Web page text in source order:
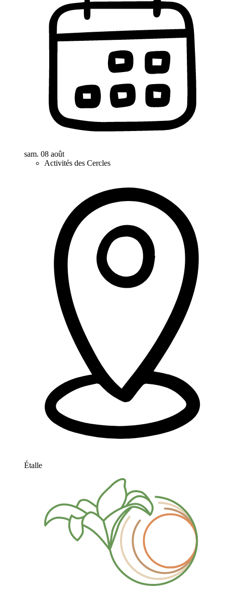
sam. 08 août
Activités des Cercles
Étalle